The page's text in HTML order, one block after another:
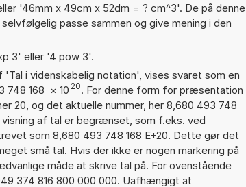
'46mm x 49cm x 52dm = ? cm^3'. De på denne
passe sammen og give mening i den
3' eller '4 pow 3'.
i videnskabelig notation', vises svaret som en
748 168 × 10 20. For denne form for præsentation
20, og det aktuelle nummer, her 8,680 493 748
visning af tal er begrænset, som f.eks. ved
som 8,680 493 748 168 E+20. Dette gør det
små tal. Hvis der ikke er nogen markering på
måde at skrive tal på. For ovenstående
374 816 800 000 000. Uafhængigt at